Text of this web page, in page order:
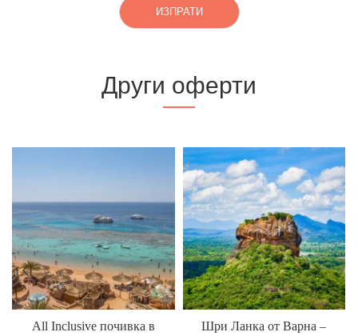
ИЗПРАТИ
Други оферти
All Inclusive почивка в
Шри Ланка от Варна –